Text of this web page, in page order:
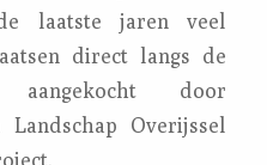
laatste jaren veel
direct langs de
door
Overijssel